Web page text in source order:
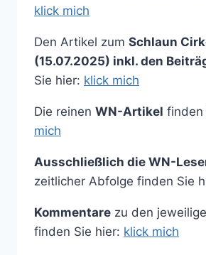
klick mich
Den Artikel zum Schlaun
(15.07.2025) inkl. den
Sie hier: klick mich
Die reinen WN-Artikel finden
mich
Ausschließlich die WN-
zeitlicher Abfolge finden Sie
Kommentare zu den
finden Sie hier: klick mich